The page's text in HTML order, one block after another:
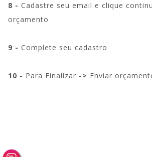
8 - Cadastre seu email e clique
orçamento
9 - Complete seu cadastro
10 - Para Finalizar -> Enviar